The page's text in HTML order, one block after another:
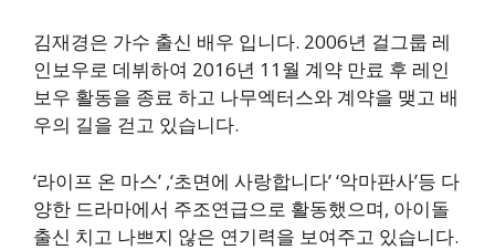
김재경은 가수 출신 배우 입니다. 2006년 걸그룹 레
인보우로 데뷔하여 2016년 11월 계약 만료 후 레인
보우 활동을 종료 하고 나무엑터스와 계약을 맺고 배
우의 길을 걷고 있습니다.
‘라이프 온 마스’ ,‘초면에 사랑합니다’ ‘악마판사’등 다
양한 드라마에서 주조연급으로 활동했으며, 아이돌
출신 치고 나쁘지 않은 연기력을 보여주고 있습니다.